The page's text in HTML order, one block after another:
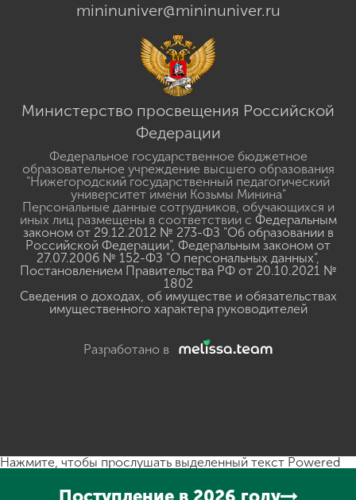
mininuniver@mininuniver.ru
Министерство просвещения Российской
Федерации
Федеральное государственное бюджетное
образовательное учреждение высшего образования
"Нижегородский государственный педагогический
университет имени Козьмы Минина"
Персональные данные сотрудников, обучающихся и
иных лиц размещены в соответствии с Федеральным
законом от 29.12.2012 № 273-ФЗ "Об образовании в
Российской Федерации", Федеральным законом от
27.07.2006 № 152-ФЗ "О персональных данных",
Постановлением Правительства РФ от 20.10.2021 №
1802
Сведения о доходах, об имуществе и обязательствах
имущественного характера руководителей
Разработано в
Нажмите, чтобы прослушать выделенный текст Powered